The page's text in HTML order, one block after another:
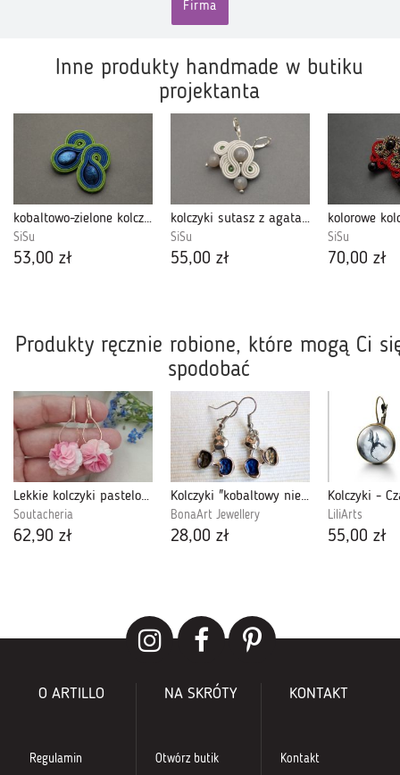
Firma
Inne produkty handmade w butiku
projektanta
kobaltowo-zielone kolczyk lub klipsy sutasz
SiSu
53,00 zł
kolczyki sutasz z agatami - soutache
SiSu
55,00 zł
SiSu
70,00 zł
Produkty ręcznie robione, które mogą Ci
spodobać
Lekkie kolczyki pastelowe różowe jasne wesele
Soutacheria
62,90 zł
Kolczyki "kobaltowy niebieski"
BonaArt Jewellery
28,00 zł
LiliArts
55,00 zł
O ARTILLO
Regulamin
NA SKRÓTY
Otwórz butik
KONTAKT
Kontakt